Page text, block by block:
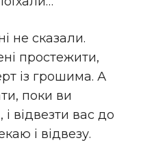
не сказали.
простежити,
із грошима. А
поки ви
і відвезти вас до
і відвезу.